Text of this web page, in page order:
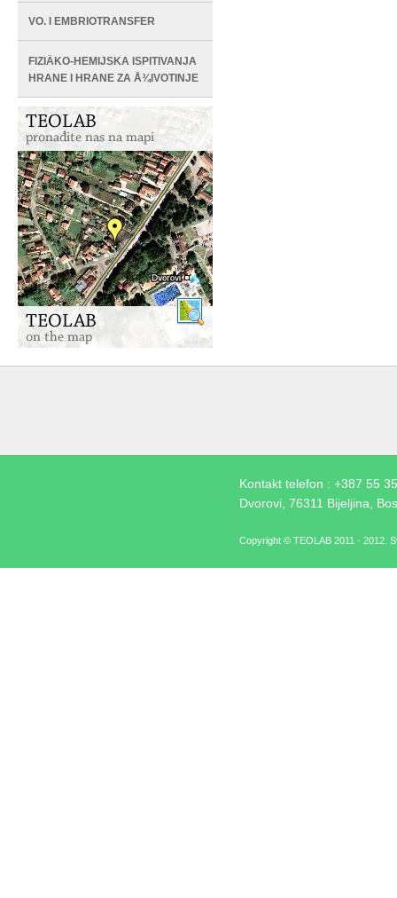
VO. I EMBRIOTRANSFER
FIZIÄKO-HEMIJSKA ISPITIVANJA
HRANE I HRANE ZA Å¾IVOTINJE
Kontakt telefon : +387 55
Dvorovi, 76311 Bijeljina,
Copyright © TEOLAB 2011 - 2012.